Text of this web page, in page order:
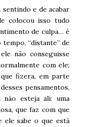
e de acabar
colocou isso tudo
de culpa… é
“distante” de
não conseguisse
com ele;
fizera, em parte
pensamentos.
esteja ali: uma
que faz com que
sabe o que está